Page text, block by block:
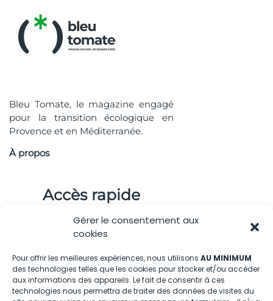
Gérer le consentement aux
cookies
Pour offrir les meilleures expériences, nous utilisons AU MINIMUM
des technologies telles que les cookies pour stocker et/ou accéder
aux informations des appareils. Le fait de consentir à ces
technologies nous permettra de traiter des données de visites du
Bleu Tomate, le magazine engagé
pour la transition écologique en
Provence et en Méditerranée.
À propos
Accès rapide
Nous contacter
04.88.08.75.28